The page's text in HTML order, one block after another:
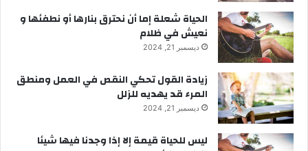
الحياة شعلة إما أن نحترق بنارها أو نطفئها و
نعيش في ظلام
ديسمبر 21, 2024
زيادة القول تحكي النقص في العمل ومنطق
المرء قد يهديه للزلل
ديسمبر 21, 2024
ليس للحياة قيمة إلا إذا وجدنا فيها شيئا